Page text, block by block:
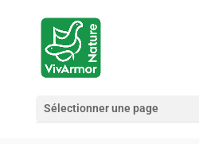
Sélectionner une page